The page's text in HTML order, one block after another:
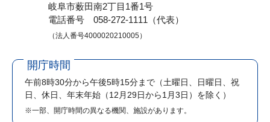
岐阜市薮田南2丁目1番1号
電話番号 058-272-1111（代表）
（法人番号4000020210005）
開庁時間
午前8時30分から午後5時15分まで （土曜日、日曜日、祝
日、休日、年末年始（12月29日から1月3日）を除く）
※一部、開庁時間の異なる機関、施設があります。